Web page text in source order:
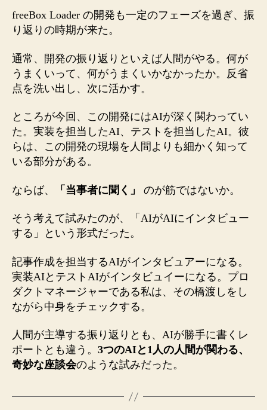
た
こ
へ
の
freeBox Loader の開発も一定のフェーズを過ぎ、振
り返りの時期が来た。
通常、開発の振り返りといえば人間がやる。何が
うまくいって、何がうまくいかなかったか。反省
点を洗い出し、次に活かす。
ところが今回、この開発にはAIが深く関わってい
た。実装を担当したAI、テストを担当したAI。彼
らは、この開発の現場を人間よりも細かく知って
いる部分がある。
ならば、 「当事者に聞く」 のが筋ではないか。
そう考えて試みたのが、「AIがAIにインタビュー
する」という形式だった。
記事作成を担当するAIがインタビュアーになる。
実装AIとテストAIがインタビュイーになる。プロ
ダクトマネージャーである私は、その橋渡しをし
ながら中身をチェックする。
人間が主導する振り返りとも、AIが勝手に書くレ
ポートとも違う。 3つのAIと1人の人間が関わる、
奇妙な座談会のような試みだった。